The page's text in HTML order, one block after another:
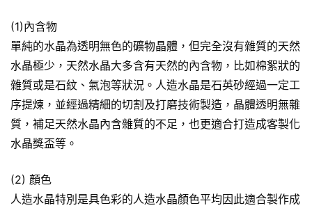
(1)內含物
單純的水晶為透明無色的礦物晶體，但完全沒有雜質的天然
水晶極少，天然水晶大多含有天然的內含物，比如棉絮狀的
雜質或是石紋、氣泡等狀況。人造水晶是石英砂經過一定工
序提煉，並經過精細的切割及打磨技術製造，晶體透明無雜
質，補足天然水晶內含雜質的不足，也更適合打造成客製化
水晶獎盃等。
(2) 顏色
人造水晶特別是具色彩的人造水晶顏色平均因此適合製作成